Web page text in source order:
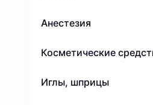
Анестезия
Косметические
Иглы, шприцы